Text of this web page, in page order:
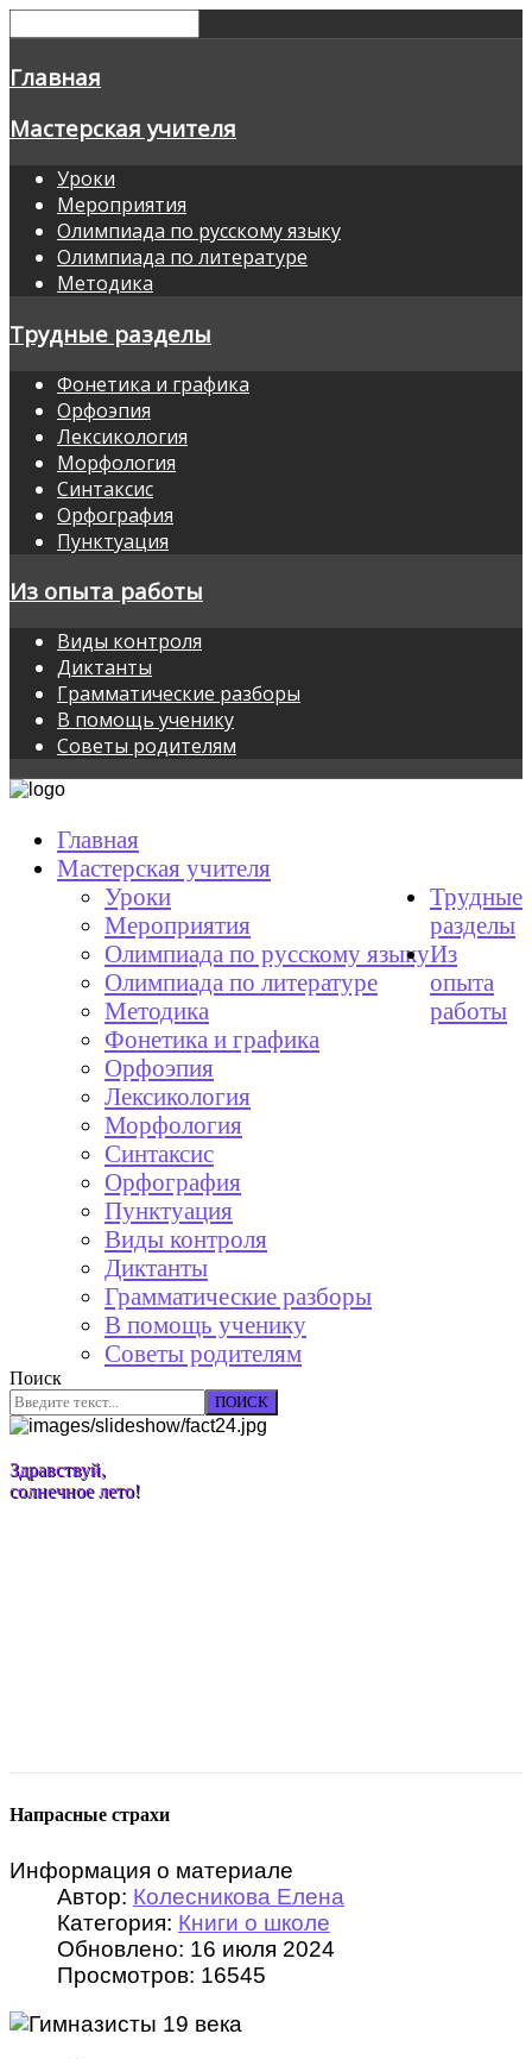
Главная
Мастерская учителя
Уроки
Мероприятия
Олимпиада по русскому языку
Олимпиада по литературе
Методика
Трудные разделы
Фонетика и графика
Орфоэпия
Лексикология
Морфология
Синтаксис
Орфография
Пунктуация
Из опыта работы
Виды контроля
Диктанты
Грамматические разборы
В помощь ученику
Советы родителям
Главная
Мастерская учителя
Уроки
Мероприятия
Олимпиада по русскому языку
Олимпиада по литературе
Методика
Трудные
разделы
Фонетика и графика
Орфоэпия
Лексикология
Морфология
Синтаксис
Орфография
Пунктуация
Из
опыта
работы
Виды контроля
Диктанты
Грамматические разборы
В помощь ученику
Советы родителям
Поиск
ПОИСК
Здравствуй,
солнечное лето!
Напрасные страхи
Информация о материале
Автор: Колесникова Елена
Категория: Книги о школе
Обновлено: 16 июля 2024
Просмотров: 16545